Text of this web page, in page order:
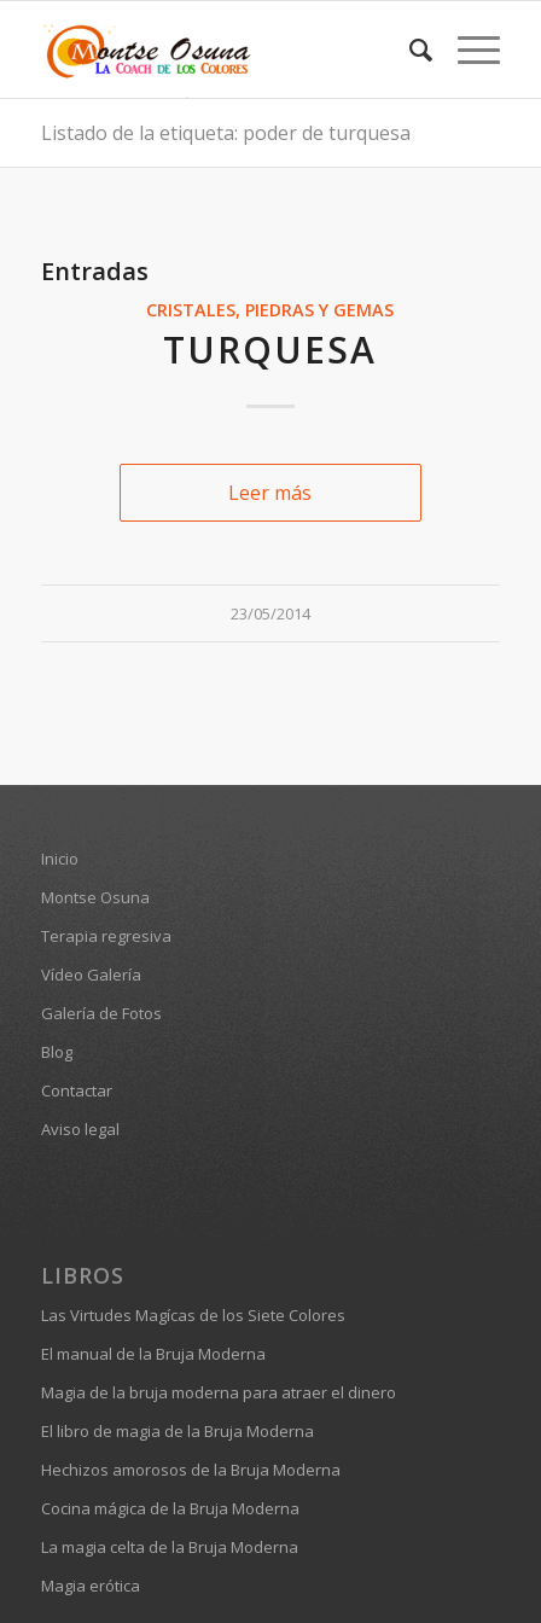
Listado de la etiqueta: poder de turquesa
Entradas
CRISTALES, PIEDRAS Y GEMAS
TURQUESA
Leer más
23/05/2014
Inicio
Montse Osuna
Terapia regresiva
Vídeo Galería
Galería de Fotos
Blog
Contactar
Aviso legal
LIBROS
Las Virtudes Magícas de los Siete Colores
El manual de la Bruja Moderna
Magia de la bruja moderna para atraer el dinero
El libro de magia de la Bruja Moderna
Hechizos amorosos de la Bruja Moderna
Cocina mágica de la Bruja Moderna
La magia celta de la Bruja Moderna
Magia erótica